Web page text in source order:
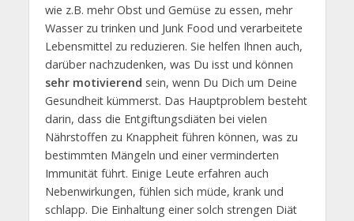
wie z.B. mehr Obst und Gemüse zu essen, mehr
Wasser zu trinken und Junk Food und verarbeitete
Lebensmittel zu reduzieren. Sie helfen Ihnen auch,
darüber nachzudenken, was Du isst und können
sehr motivierend sein, wenn Du Dich um Deine
Gesundheit kümmerst. Das Hauptproblem besteht
darin, dass die Entgiftungsdiäten bei vielen
Nährstoffen zu Knappheit führen können, was zu
bestimmten Mängeln und einer verminderten
Immunität führt. Einige Leute erfahren auch
Nebenwirkungen, fühlen sich müde, krank und
schlapp. Die Einhaltung einer solch strengen Diät